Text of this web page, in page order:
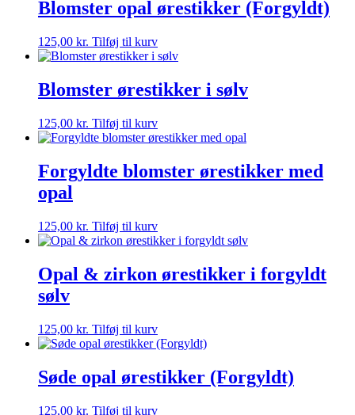
Blomster opal ørestikker (Forgyldt)
125,00 kr. Tilføj til kurv
Blomster ørestikker i sølv
125,00 kr. Tilføj til kurv
Forgyldte blomster ørestikker med
opal
125,00 kr. Tilføj til kurv
Opal & zirkon ørestikker i forgyldt
sølv
125,00 kr. Tilføj til kurv
Søde opal ørestikker (Forgyldt)
125,00 kr. Tilføj til kurv